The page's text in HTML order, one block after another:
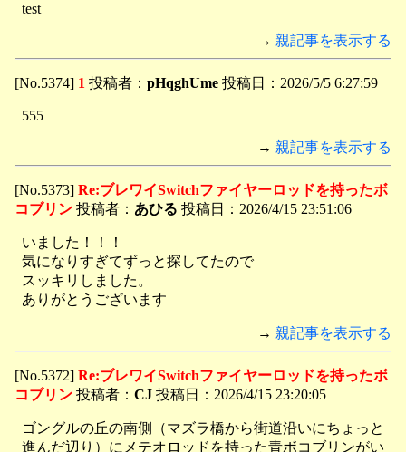
test
→ 親記事を表示する
[No.5374] 1 投稿者： pHqghUme 投稿日：2026/5/5 6:27:59
555
→ 親記事を表示する
[No.5373] Re:ブレワイSwitchファイヤーロッドを持ったボ
コブリン 投稿者： あひる 投稿日：2026/4/15 23:51:06
いました！！！
気になりすぎてずっと探してたので
スッキリしました。
ありがとうございます
→ 親記事を表示する
[No.5372] Re:ブレワイSwitchファイヤーロッドを持ったボ
コブリン 投稿者： CJ 投稿日：2026/4/15 23:20:05
ゴングルの丘の南側（マズラ橋から街道沿いにちょっと
進んだ辺り）にメテオロッドを持った青ボコブリンがい